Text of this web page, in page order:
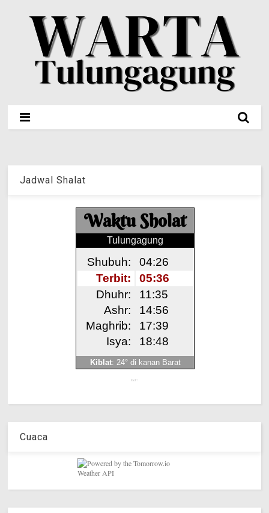
Jadwal Shalat
Get!
Cuaca